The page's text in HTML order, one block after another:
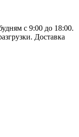
с 9:00 до 18:00.
Доставка